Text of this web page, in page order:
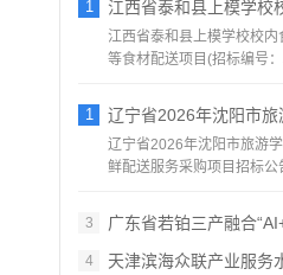
1 江西省泰和县上模学校校内
江西省泰和县上模学校校
等食材配送项目(招标编号
1 辽宁省2026年沈阳市旅游学
辽宁省2026年沈阳市旅游
鲜配送服务采购项目招标公
3
广东省若铂三产融合“AI+
4 天津滨海众联产业服务水上